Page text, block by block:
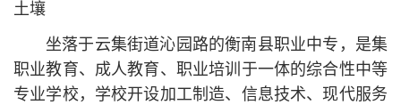
土壤
坐落于云集街道沁园路的衡南县职业中专，是集
职业教育、成人教育、职业培训于一体的综合性中等
专业学校，学校开设加工制造、信息技术、现代服务